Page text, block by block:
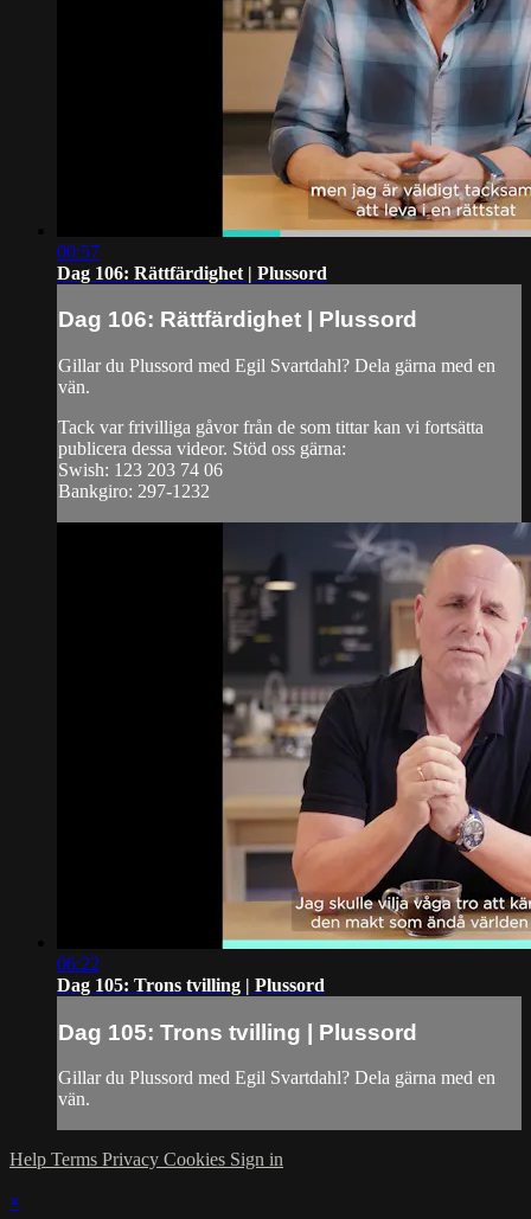
00:57
Dag 106: Rättfärdighet | Plussord
Dag 106: Rättfärdighet | Plussord
Gillar du Plussord med Egil Svartdahl? Dela gärna med en
vän.
Tack var frivilliga gåvor från de som tittar kan vi fortsätta
publicera dessa videor. Stöd oss gärna:
Swish: 123 203 74 06
Bankgiro: 297-1232
06:22
Dag 105: Trons tvilling | Plussord
Dag 105: Trons tvilling | Plussord
Gillar du Plussord med Egil Svartdahl? Dela gärna med en
vän.
Help Terms Privacy Cookies Sign in
×